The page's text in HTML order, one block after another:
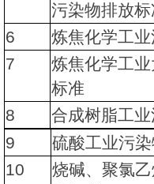
污染物排放标
6 炼焦化学工
7
炼焦化学工
标准
8
合成树脂工
9
硫酸工业污
10
烧碱、聚氯